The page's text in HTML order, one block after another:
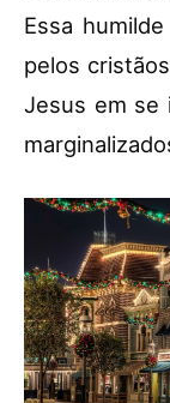
Essa
pelos
Jesus em se